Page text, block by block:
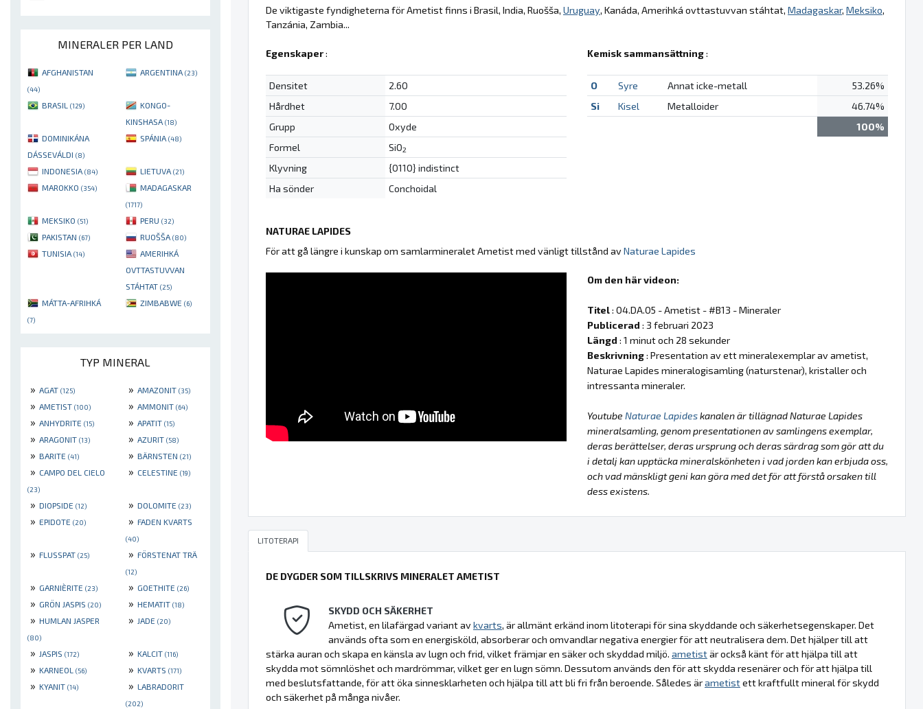
MINERALER PER LAND
AFGHANISTAN
(44)
ARGENTINA (23)
BRASIL (129)
KONGO-
KINSHASA (18)
DOMINIKÁNA
DÁSSEVÁLDI (8)
SPÁNIA (48)
INDONESIA (84) LIETUVA (21)
MAROKKO (354) MADAGASKAR
(1717)
MEKSIKO (51) PERU (32)
PAKISTAN (67) RUOŠŠA (80)
TUNISIA (14)
AMERIHKÁ
OVTTASTUVVAN
STÁHTAT (25)
MÁTTA-AFRIHKÁ
(7)
ZIMBABWE (6)
TYP MINERAL
» AGAT (125) » AMAZONIT (35)
» AMETIST (100) » AMMONIT (64)
» ANHYDRITE (15) » APATIT (15)
» ARAGONIT (13) » AZURIT (58)
» BARITE (41) » BÄRNSTEN (21)
» CAMPO DEL CIELO
(23)
» CELESTINE (19)
» DIOPSIDE (12) » DOLOMITE (23)
» EPIDOTE (20) » FADEN KVARTS
(40)
» FLUSSPAT (25) » FÖRSTENAT TRÄ
(12)
» GARNIÈRITE (23) » GOETHITE (26)
» GRÖN JASPIS (20) » HEMATIT (18)
» HUMLAN JASPER
(80)
» JADE (20)
» JASPIS (172) » KALCIT (116)
» KARNEOL (56) » KVARTS (171)
» KYANIT (14) » LABRADORIT
(202)
De viktigaste fyndigheterna för Ametist finns i Brasil, India, Ruošša, Uruguay, Kanáda, Amerihká ovttastuvvan stáhtat, Madagaskar, Meksiko,
Tanzánia, Zambia...
Egenskaper:
Densitet
2.60
Hårdhet
7.00
Grupp
Oxyde
Formel
SiO2
Klyvning
{0110} indistinct
Ha sönder
Conchoidal
Kemisk sammansättning:
O Syre Annat icke-metall
53.26%
Si
Kisel Metalloider
46.74%
100%
NATURAE LAPIDES
För att gå längre i kunskap om samlarmineralet Ametist med vänligt tillstånd avNaturae Lapides
Om den här videon:
Titel: 04.DA.05 - Ametist - #B13 - Mineraler
Publicerad : 3 februari 2023
Längd : 1 minut och 28 sekunder
Beskrivning: Presentation av ett mineralexemplar av ametist,
Naturae Lapides mineralogisamling (naturstenar), kristaller och
intressanta mineraler.
Youtube Naturae Lapideskanalen är tillägnad Naturae Lapides
mineralsamling, genom presentationen av samlingens exemplar,
deras berättelser, deras ursprung och deras särdrag som gör att du
i detalj kan upptäcka mineralskönheten i vad jorden kan erbjuda oss,
och vad mänskligt geni kan göra med det för att förstå orsaken till
dess existens.
LITOTERAPI
DE DYGDER SOM TILLSKRIVS MINERALET AMETIST
SKYDD OCH SÄKERHET
Ametist, en lilafärgad variant avkvarts, är allmänt erkänd inom litoterapi för sina skyddande och säkerhetsegenskaper. Det
används ofta som en energisköld, absorberar och omvandlar negativa energier för att neutralisera dem. Det hjälper till att
stärka auran och skapa en känsla av lugn och frid, vilket främjar en säker och skyddad miljö. ametistär också känt för att hjälpa till att
skydda mot sömnlöshet och mardrömmar, vilket ger en lugn sömn. Dessutom används den för att skydda resenärer och för att hjälpa till
med beslutsfattande, för att öka sinnesklarheten och hjälpa till att bli fri från beroende. Således ärametistett kraftfullt mineral för skydd
och säkerhet på många nivåer.